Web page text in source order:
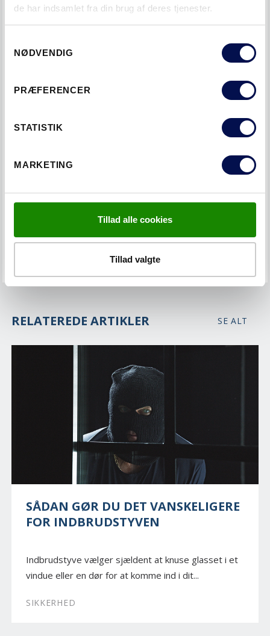
de har indsamlet fra din brug af deres tjenester.
NØDVENDIG
PRÆFERENCER
STATISTIK
MARKETING
Tillad alle cookies
Tillad valgte
YDERDØR
KUNNE DU LIDE HVAD DU SÅ?
RELATEREDE ARTIKLER SE ALT
SÅDAN GØR DU DET VANSKELIGERE
FOR INDBRUDSTYVEN
Indbrudstyve vælger sjældent at knuse glasset i et
vindue eller en dør for at komme ind i dit...
SIKKERHED